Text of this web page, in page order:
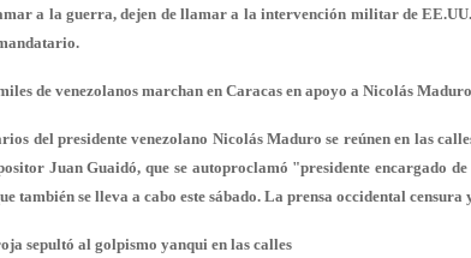
a la guerra, dejen de llamar a la intervención militar de
de venezolanos marchan en Caracas en apoyo a Nicolás Maduro
del presidente venezolano Nicolás Maduro se reúnen en las
Juan Guaidó, que se autoproclamó "presidente encargado
también se lleva a cabo este sábado. La prensa occidental
sepultó al golpismo yanqui en las calles